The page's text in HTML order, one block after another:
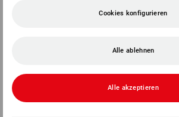
Cookies konfigurieren
Alle ablehnen
Alle akzeptieren